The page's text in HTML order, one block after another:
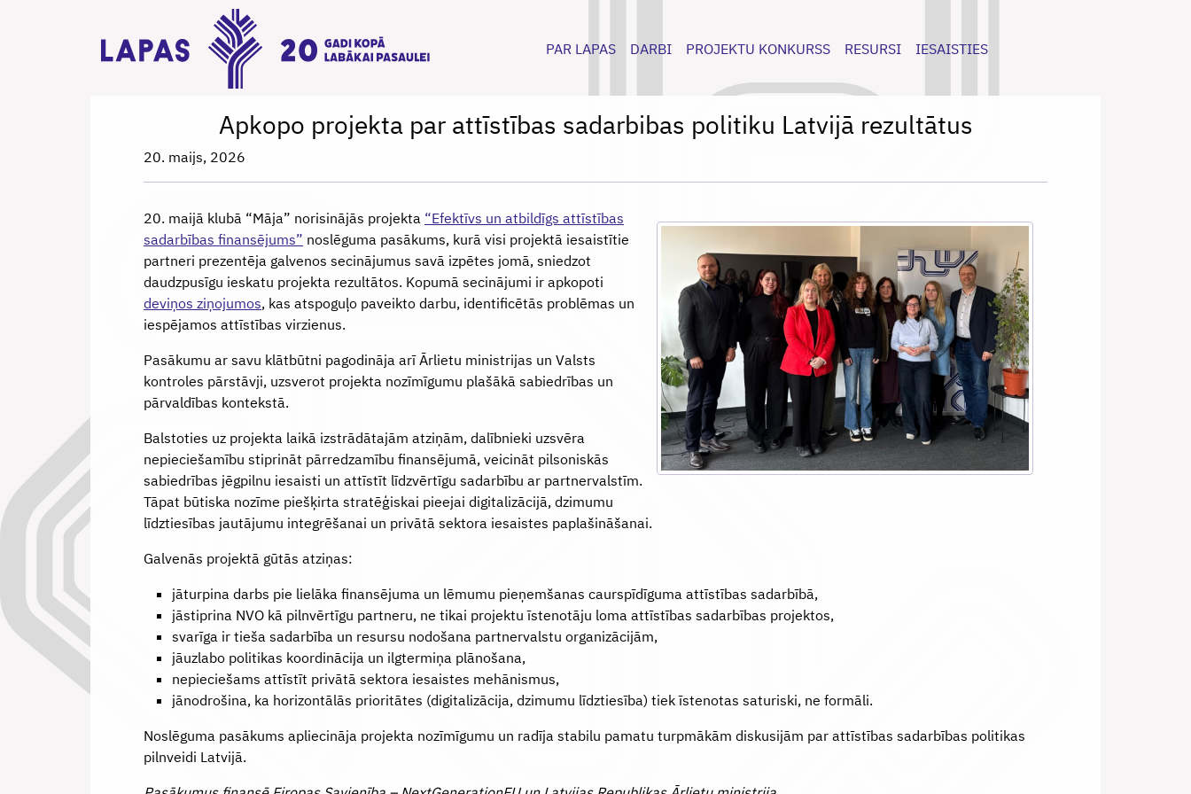
PAR LAPAS DARBI PROJEKTU KONKURSS RESURSI IESAISTIES
Apkopo projekta par attīstības sadarbibas politiku Latvijā rezultātus
20. maijs, 2026
20. maijā klubā “Māja” norisinājās projekta “Efektīvs un atbildīgs attīstības
sadarbības finansējums” noslēguma pasākums, kurā visi projektā iesaistītie
partneri prezentēja galvenos secinājumus savā izpētes jomā, sniedzot
daudzpusīgu ieskatu projekta rezultātos. Kopumā secinājumi ir apkopoti
deviņos ziņojumos, kas atspoguļo paveikto darbu, identificētās problēmas un
iespējamos attīstības virzienus.
Pasākumu ar savu klātbūtni pagodināja arī Ārlietu ministrijas un Valsts
kontroles pārstāvji, uzsverot projekta nozīmīgumu plašākā sabiedrības un
pārvaldības kontekstā.
Balstoties uz projekta laikā izstrādātajām atziņām, dalībnieki uzsvēra
nepieciešamību stiprināt pārredzamību finansējumā, veicināt pilsoniskās
sabiedrības jēgpilnu iesaisti un attīstīt līdzvērtīgu sadarbību ar partnervalstīm.
Tāpat būtiska nozīme piešķirta stratēģiskai pieejai digitalizācijā, dzimumu
līdztiesības jautājumu integrēšanai un privātā sektora iesaistes paplašināšanai.
Galvenās projektā gūtās atziņas:
jāturpina darbs pie lielāka finansējuma un lēmumu pieņemšanas caurspīdīguma attīstības sadarbībā,
jāstiprina NVO kā pilnvērtīgu partneru, ne tikai projektu īstenotāju loma attīstības sadarbības projektos,
svarīga ir tieša sadarbība un resursu nodošana partnervalstu organizācijām,
jāuzlabo politikas koordinācija un ilgtermiņa plānošana,
nepieciešams attīstīt privātā sektora iesaistes mehānismus,
jānodrošina, ka horizontālās prioritātes (digitalizācija, dzimumu līdztiesība) tiek īstenotas saturiski, ne formāli.
Noslēguma pasākums apliecināja projekta nozīmīgumu un radīja stabilu pamatu turpmākām diskusijām par attīstības sadarbības politikas
pilnveidi Latvijā.